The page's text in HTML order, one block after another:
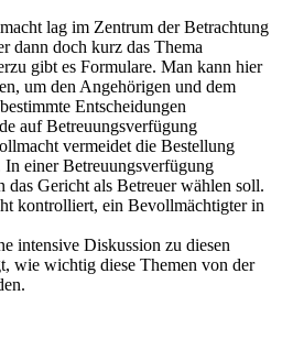
lag im Zentrum der Betrachtung
dann doch kurz das Thema
gibt es Formulare. Man kann hier
um den Angehörigen und dem
Entscheidungen
auf Betreuungsverfügung
vermeidet die Bestellung
einer Betreuungsverfügung
das Gericht als Betreuer wählen soll.
kontrolliert, ein Bevollmächtigter in
intensive Diskussion zu diesen
wie wichtig diese Themen von der